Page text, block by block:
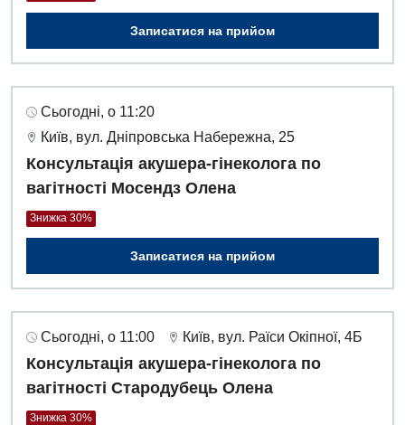
Записатися на прийом
Сьогодні, о 11:20
Київ, вул. Дніпровська Набережна, 25
Консультація акушера-гінеколога по
вагітності Мосендз Олена
Знижка 30%
Записатися на прийом
Сьогодні, о 11:00 Київ, вул. Раїси Окіпної, 4Б
Консультація акушера-гінеколога по
вагітності Стародубець Олена
Знижка 30%